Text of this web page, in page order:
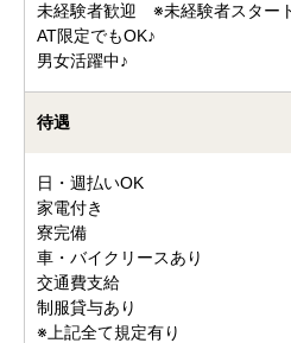
未経験者歓迎 ※未経験者スター
AT限定でもOK♪
男女活躍中♪
待遇
日・週払いOK
家電付き
寮完備
車・バイクリースあり
交通費支給
制服貸与あり
※上記全て規定有り